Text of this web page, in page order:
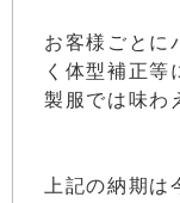
お客様ごとに
く体型補正等
製服では味わ
上記の納期